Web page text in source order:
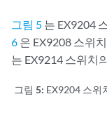
그림 5 는 EX9204
6 은 EX9208 스위
는 EX9214 스위치
그림 5: EX9204 스위